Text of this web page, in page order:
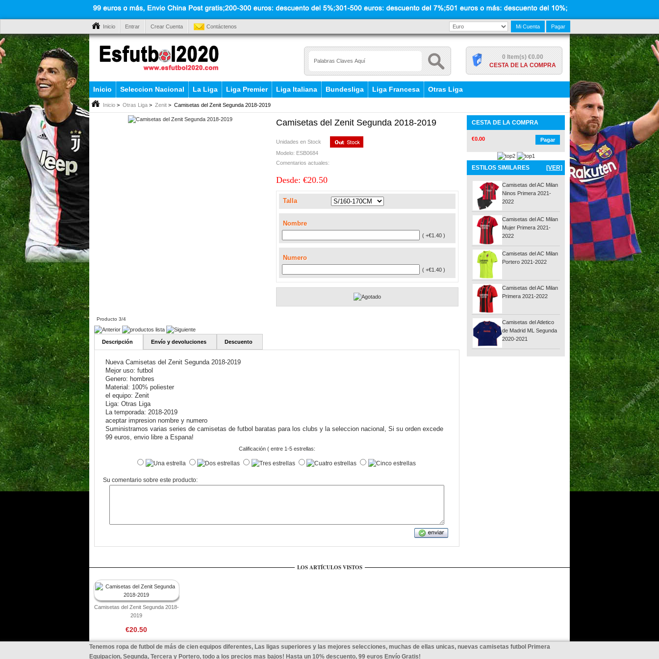
Inicio Entrar Crear Cuenta Contáctenos Pagar
Mi Cuenta
0 Item(s) €0.00
CESTA DE LA COMPRA
Inicio Seleccion Nacional La Liga Liga Premier Liga Italiana Bundesliga Liga Francesa Otras Liga
Inicio > Otras Liga > Zenit > Camisetas del Zenit Segunda 2018-2019
Camisetas del Zenit Segunda 2018-2019
Unidades en Stock
Modelo: ESB0684
Comentarios actuales:
Desde: €20.50
Talla
Nombre
( +€1.40 )
Numero
( +€1.40 )
Producto 3/4
Descripción Envío y devoluciones Descuento
Nueva Camisetas del Zenit Segunda 2018-2019
Mejor uso: futbol
Genero: hombres
Material: 100% poliester
el equipo: Zenit
Liga: Otras Liga
La temporada: 2018-2019
aceptar impresion nombre y numero
Suministramos varias series de camisetas de futbol baratas para los clubs y la seleccion nacional, Si su orden excede
99 euros, envio libre a Espana!
Calificación ( entre 1-5 estrellas:
Su comentario sobre este producto:
CESTA DE LA COMPRA
€0.00 Pagar
ESTILOS SIMILARES [VER]
Camisetas del AC Milan
Ninos Primera 2021-
2022
Camisetas del AC Milan
Mujer Primera 2021-
2022
Camisetas del AC Milan
Portero 2021-2022
Camisetas del AC Milan
Primera 2021-2022
Camisetas del Atletico
de Madrid ML Segunda
2020-2021
LOS ARTÍCULOS VISTOS
Camisetas del Zenit Segunda 2018-
2019
€20.50
Tenemos ropa de futbol de más de cien equipos diferentes, Las ligas superiores y las mejores selecciones, muchas de ellas unicas, nuevas camisetas futbol Primera
Equipacion, Segunda, Tercera y Portero, todo a los precios mas bajos! Hasta un 10% descuento, 99 euros Envío Gratis!